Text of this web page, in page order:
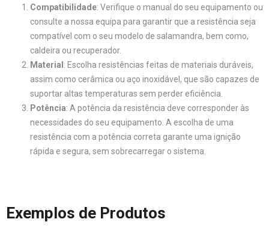
Compatibilidade: Verifique o manual do seu equipamento ou
consulte a nossa equipa para garantir que a resistência seja
compatível com o seu modelo de salamandra, bem como,
caldeira ou recuperador.
Material : Escolha resistências feitas de materiais duráveis,
assim como cerâmica ou aço inoxidável, que são capazes de
suportar altas temperaturas sem perder eficiência.
Potência: A potência da resistência deve corresponder às
necessidades do seu equipamento. A escolha de uma
resistência com a potência correta garante uma ignição
rápida e segura, sem sobrecarregar o sistema.
Exemplos de Produtos